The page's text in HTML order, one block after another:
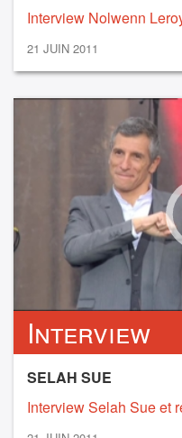
Interview Nolwenn
21 JUIN 2011
Interview
SELAH SUE
Interview Selah Sue et